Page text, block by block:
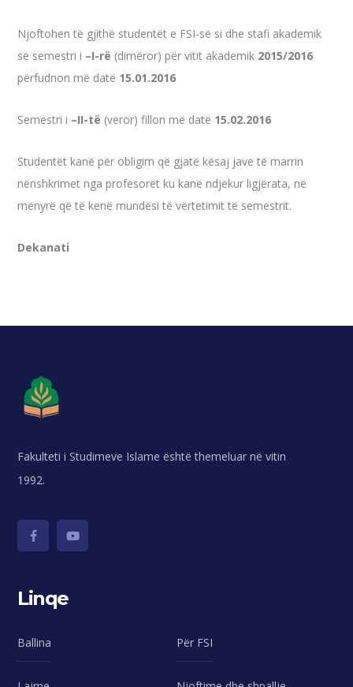
Njoftohen të gjithë studentët e FSI-së si dhe stafi akademik
se semestri i –I-rë (dimëror) për vitit akademik 2015/2016
përfudnon më datë 15.01.2016
Semestri i –II-të (veror) fillon më datë 15.02.2016
Studentët kanë për obligim që gjatë kësaj jave të marrin
nënshkrimet nga profesorët ku kanë ndjekur ligjërata, në
mënyrë që të kenë mundësi të vërtetimit të semestrit.
Dekanati
Fakulteti i Studimeve Islame është themeluar në vitin
1992.
Linqe
Ballina Për FSI